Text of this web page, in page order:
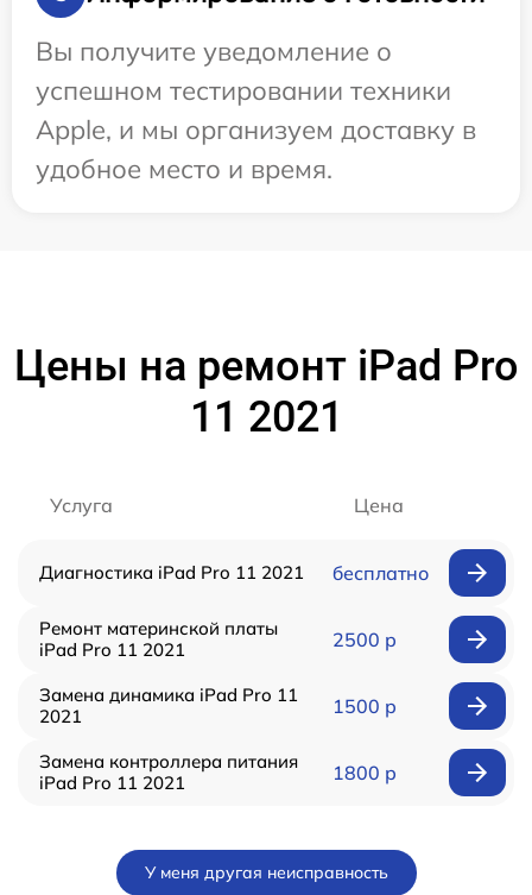
Вы получите уведомление о
успешном тестировании техники
Apple, и мы организуем доставку в
удобное место и время.
Цены на ремонт iPad Pro
11 2021
Услуга Цена
Диагностика iPad Pro 11 2021 бесплатно
Ремонт материнской платы
iPad Pro 11 2021
2500 р
Замена динамика iPad Pro 11
2021
1500 р
Замена контроллера питания
iPad Pro 11 2021
1800 р
У меня другая неисправность